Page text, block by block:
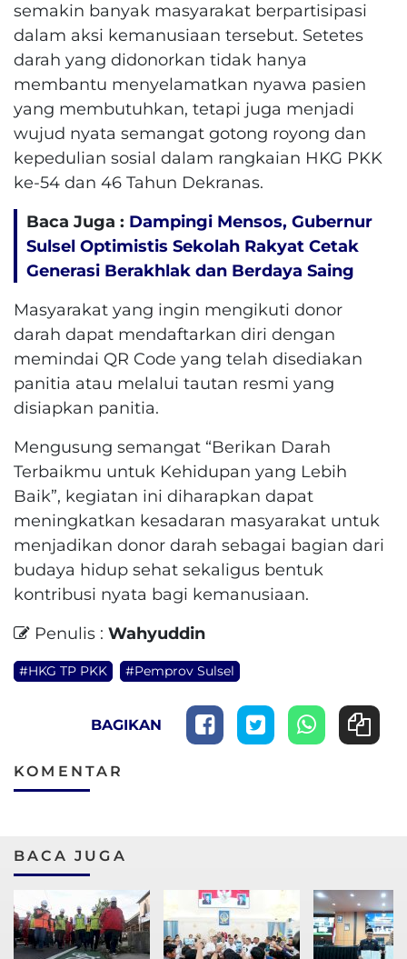
semakin banyak masyarakat berpartisipasi
dalam aksi kemanusiaan tersebut. Setetes
darah yang didonorkan tidak hanya
membantu menyelamatkan nyawa pasien
yang membutuhkan, tetapi juga menjadi
wujud nyata semangat gotong royong dan
kepedulian sosial dalam rangkaian HKG PKK
ke-54 dan 46 Tahun Dekranas.
Baca Juga : Dampingi Mensos, Gubernur
Sulsel Optimistis Sekolah Rakyat Cetak
Generasi Berakhlak dan Berdaya Saing
Masyarakat yang ingin mengikuti donor
darah dapat mendaftarkan diri dengan
memindai QR Code yang telah disediakan
panitia atau melalui tautan resmi yang
disiapkan panitia.
Mengusung semangat “Berikan Darah
Terbaikmu untuk Kehidupan yang Lebih
Baik”, kegiatan ini diharapkan dapat
meningkatkan kesadaran masyarakat untuk
menjadikan donor darah sebagai bagian dari
budaya hidup sehat sekaligus bentuk
kontribusi nyata bagi kemanusiaan.
Penulis : Wahyuddin
#HKG TP PKK #Pemprov Sulsel
BAGIKAN
KOMENTAR
BACA JUGA